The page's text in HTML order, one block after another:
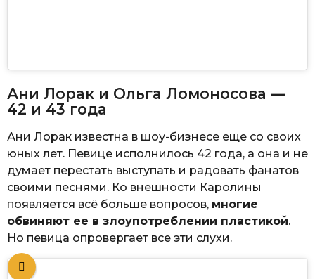
Ани Лорак и Ольга Ломоносова —
42 и 43 года
Ани Лорак известна в шоу-бизнесе еще со своих
юных лет. Певице исполнилось 42 года, а она и не
думает перестать выступать и радовать фанатов
своими песнями. Ко внешности Каролины
появляется всё больше вопросов, многие
обвиняют ее в злоупотреблении пластикой.
Но певица опровергает все эти слухи.